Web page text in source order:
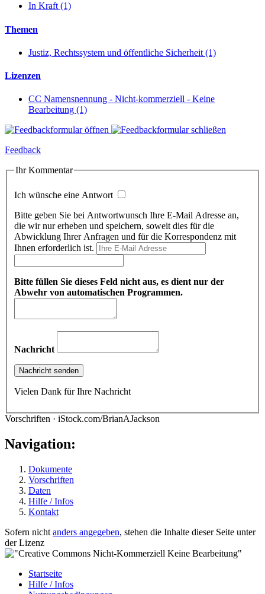
In Kraft (1)
Themen
Justiz, Rechtssystem und öffentliche Sicherheit (1)
Lizenzen
CC Namensnennung - Nicht-kommerziell - Keine
Bearbeitung (1)
Feedback
Ihr Kommentar
Ich wünsche eine Antwort
Bitte geben Sie bei Antwortwunsch Ihre E-Mail Adresse an,
die wir nur erheben und speichern, soweit dies für die
Abwicklung Ihrer Anfragen und für die Korrespondenz mit
Ihnen erforderlich ist.
Bitte füllen Sie dieses Feld nicht aus, es dient nur der
Abwehr von automatischen Programmen.
Nachricht
Vielen Dank für Ihre Nachricht
Vorschriften · iStock.com/BrianAJackson
Navigation:
Dokumente
Vorschriften
Daten
Hilfe / Infos
Kontakt
Sofern nicht anders angegeben, stehen die Inhalte dieser Seite unter
der Lizenz
Startseite
Hilfe / Infos